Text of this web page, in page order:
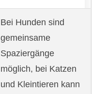
Bei Hunden sind
gemeinsame
Spaziergänge
möglich, bei Katzen
und Kleintieren kann